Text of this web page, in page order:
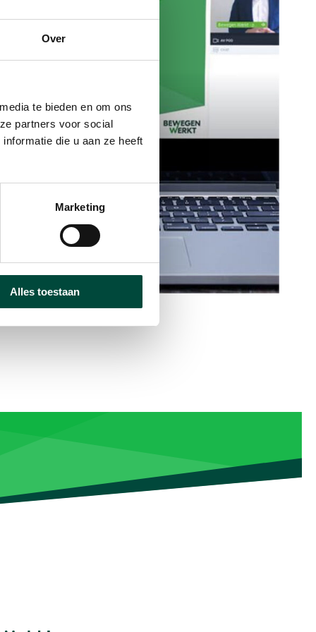
Over
te bieden en om ons
partners voor social
die u aan ze heeft
Marketing
Alles toestaan